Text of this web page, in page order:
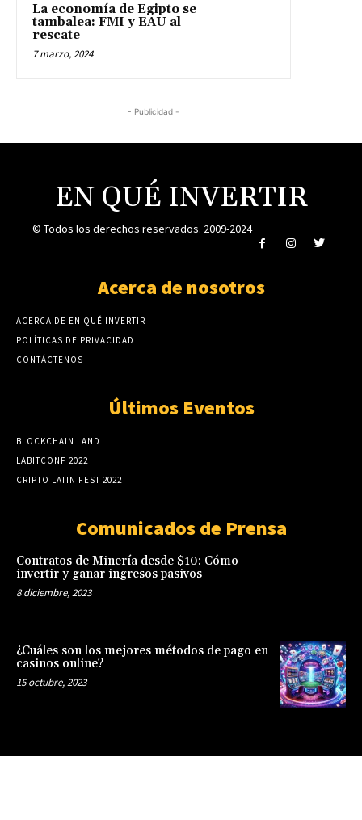
La economía de Egipto se
tambalea: FMI y EAU al
rescate
7 marzo, 2024
- Publicidad -
EN QUÉ INVERTIR
© Todos los derechos reservados. 2009-2024
Acerca de nosotros
ACERCA DE EN QUÉ INVERTIR
POLÍTICAS DE PRIVACIDAD
CONTÁCTENOS
Últimos Eventos
BLOCKCHAIN LAND
LABITCONF 2022
CRIPTO LATIN FEST 2022
Comunicados de Prensa
Contratos de Minería desde $10: Cómo
invertir y ganar ingresos pasivos
8 diciembre, 2023
¿Cuáles son los mejores métodos de pago en
casinos online?
15 octubre, 2023